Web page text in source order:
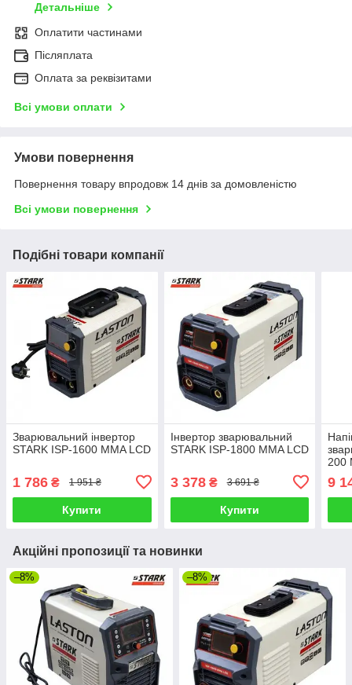
Детальніше
Оплатити частинами
Післяплата
Оплата за реквізитами
Всі умови оплати
Умови повернення
Повернення товару впродовж 14 днів за домовленістю
Всі умови повернення
Подібні товари компанії
Зварювальний інвертор
STARK ISP-1600 MMA LCD
1 786 ₴ 1 951 ₴
Купити
Інвертор зварювальний
STARK ISP-1800 MMA LCD
3 378₴ 3 691 ₴
Купити
200
9
Акційні пропозиції та новинки
–8% –8%